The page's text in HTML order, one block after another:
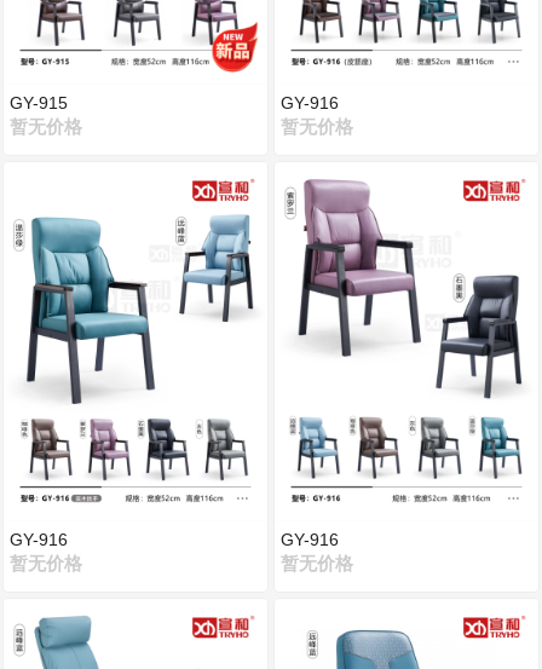
GY-915
暂无价格
GY-916
暂无价格
GY-916
暂无价格
GY-916
暂无价格